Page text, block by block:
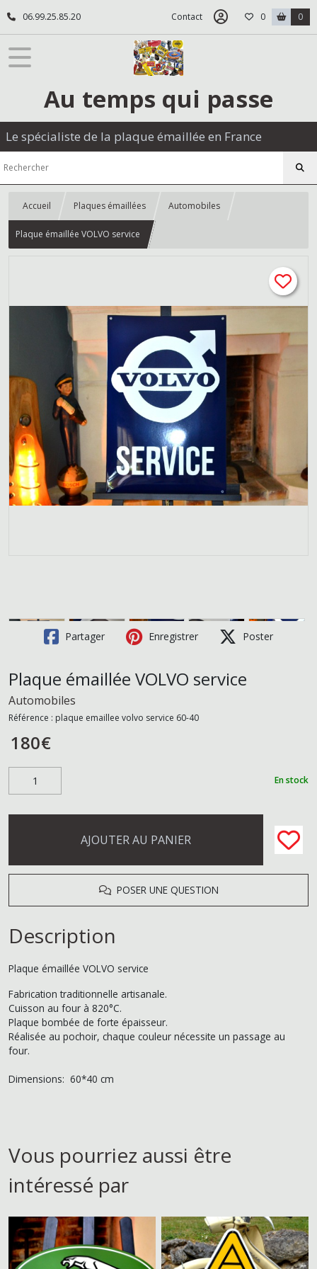
06.99.25.85.20 Contact 0 0
Au temps qui passe
Le spécialiste de la plaque émaillée en France
Accueil Plaques émaillées Automobiles
Plaque émaillée VOLVO service
Partager Enregistrer Poster
Plaque émaillée VOLVO service
Automobiles
Référence : plaque emaillee volvo service 60-40
180€
En stock
AJOUTER AU PANIER
POSER UNE QUESTION
Description
Plaque émaillée VOLVO service
Fabrication traditionnelle artisanale.
Cuisson au four à 820°C.
Plaque bombée de forte épaisseur.
Réalisée au pochoir, chaque couleur nécessite un passage au
four.
Dimensions: 60*40 cm
Vous pourriez aussi être
intéressé par